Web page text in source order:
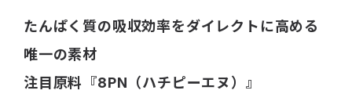
たんぱく質の吸収効率をダイレクトに高める
唯一の素材
注目原料『8PN（ハチピーエヌ）』